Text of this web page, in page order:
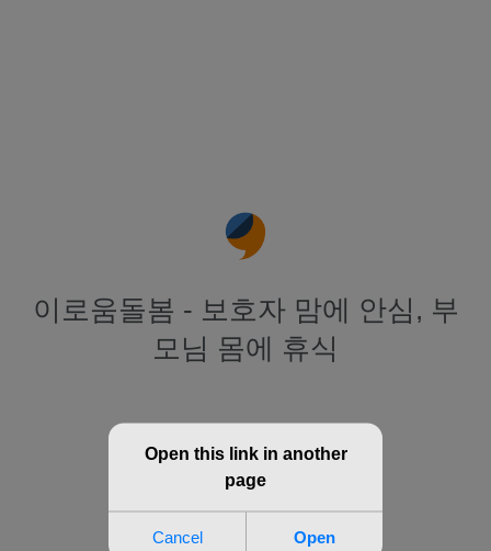
이로움돌봄 - 보호자 맘에 안심, 부
모님 몸에 휴식